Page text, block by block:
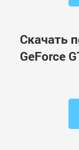
Скачать
GeForce